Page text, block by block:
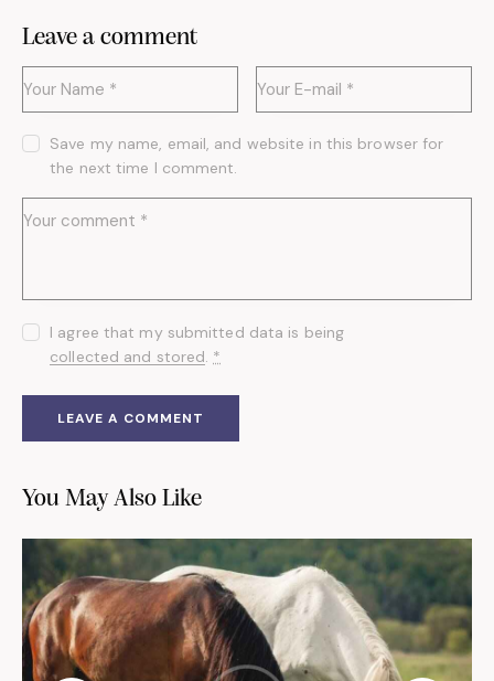
Leave a comment
Save my name, email, and website in this browser for
the next time I comment.
I agree that my submitted data is being
collected and stored. *
You May Also Like